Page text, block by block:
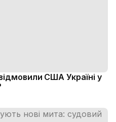
США Україні у